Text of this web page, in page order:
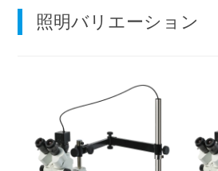
照明バリエーション